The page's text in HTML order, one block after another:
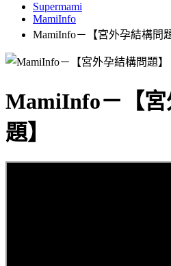
Supermami
MamiInfo
MamiInfo－【宮外孕結構問
MamiInfo－【宮
題】